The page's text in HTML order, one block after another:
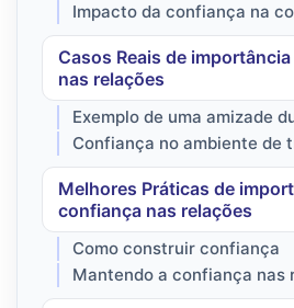
Impacto da confiança na
Casos Reais de
nas relações
Exemplo de uma amizade
Confiança no ambiente de
Melhores Práticas de
confiança nas relações
Como construir confiança
Mantendo a confiança nas